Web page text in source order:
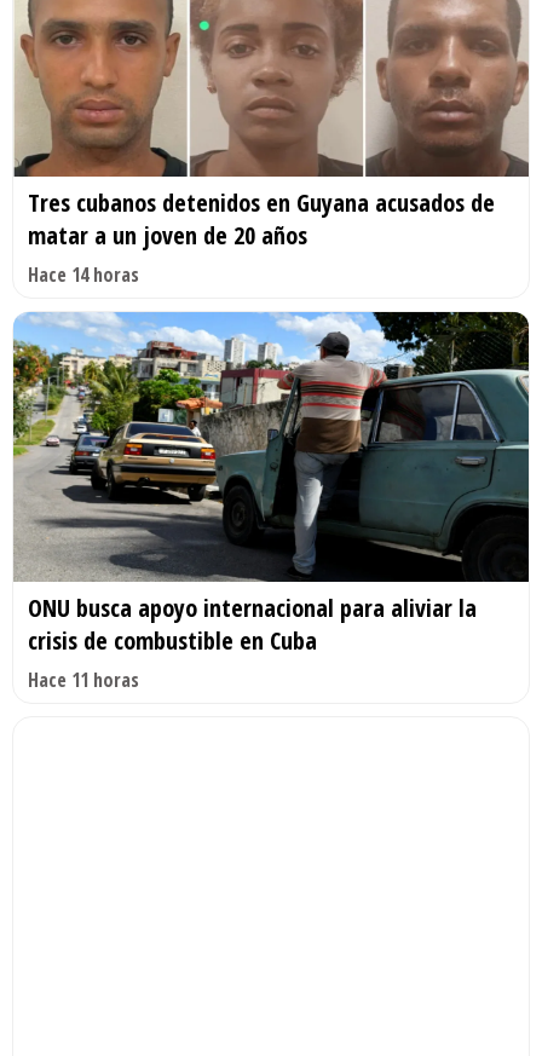
Tres cubanos detenidos en Guyana acusados de
matar a un joven de 20 años
Hace 14 horas
ONU busca apoyo internacional para aliviar la
crisis de combustible en Cuba
Hace 11 horas